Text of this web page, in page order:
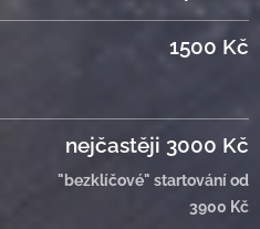
1500 Kč
nejčastěji 3000 Kč
"bezklíčové" startování od
3900 Kč